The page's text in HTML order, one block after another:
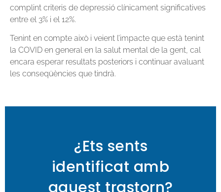
complint criteris de depressió clínicament significatives
entre el 3% i el 12%.
Tenint en compte això i veient l’impacte que està tenint
la COVID en general en la salut mental de la gent, cal
encara esperar resultats posteriors i continuar avaluant
les conseqüències que tindrà.
¿Ets sents
identificat amb
aquest trastorn?